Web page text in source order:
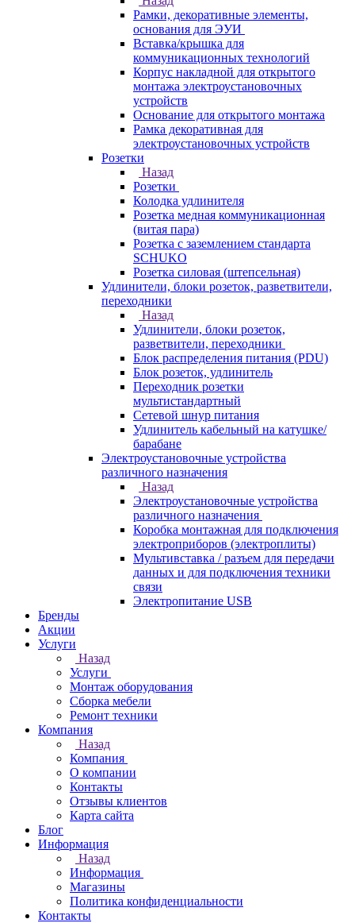
Рамки, декоративные элементы,
основания для ЭУИ
Вставка/крышка для
коммуникационных технологий
Корпус накладной для открытого
монтажа электроустановочных
устройств
Основание для открытого монтажа
Рамка декоративная для
электроустановочных устройств
Розетки
Назад
Розетки
Колодка удлинителя
Розетка медная коммуникационная
(витая пара)
Розетка с заземлением стандарта
SCHUKO
Розетка силовая (штепсельная)
Удлинители, блоки розеток, разветвители,
переходники
Назад
Удлинители, блоки розеток,
разветвители, переходники
Блок распределения питания (PDU)
Блок розеток, удлинитель
Переходник розетки
мультистандартный
Сетевой шнур питания
Удлинитель кабельный на катушке/
барабане
Электроустановочные устройства
различного назначения
Назад
Электроустановочные устройства
различного назначения
Коробка монтажная для подключения
электроприборов (электроплиты)
Мультивставка / разъем для передачи
данных и для подключения техники
связи
Электропитание USB
Бренды
Акции
Услуги
Назад
Услуги
Монтаж оборудования
Сборка мебели
Ремонт техники
Компания
Назад
Компания
О компании
Контакты
Отзывы клиентов
Карта сайта
Блог
Информация
Назад
Информация
Магазины
Политика конфиденциальности
Контакты